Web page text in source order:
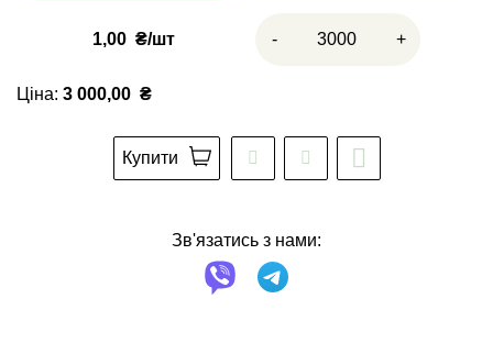
1,00 ₴ - +
Ціна: 3 000,00 ₴
Купити
Зв'язатись з нами: